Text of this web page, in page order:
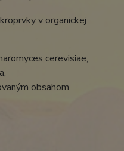
v organickej
cerevisiae,
obsahom